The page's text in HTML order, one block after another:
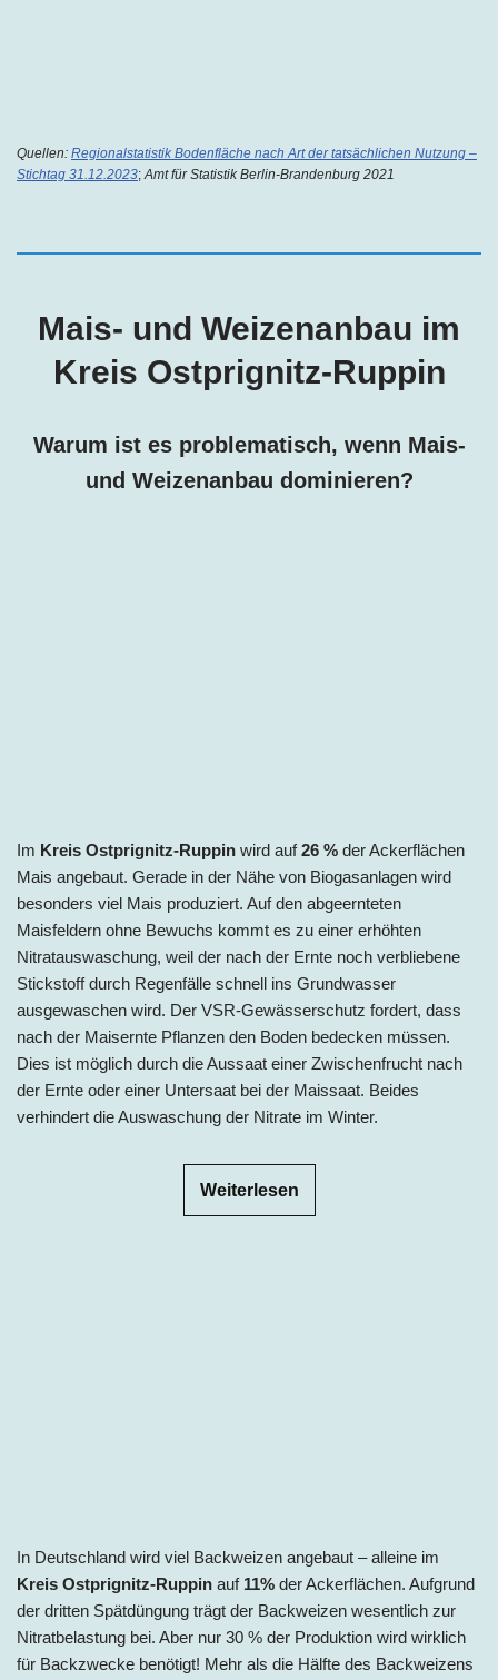
Quellen: Regionalstatistik Bodenfläche nach Art der tatsächlichen Nutzung –
Stichtag 31.12.2023; Amt für Statistik Berlin-Brandenburg 2021
Mais- und Weizenanbau im
Kreis Ostprignitz-Ruppin
Warum ist es problematisch, wenn Mais-
und Weizenanbau dominieren?
Im Kreis Ostprignitz-Ruppin wird auf26 % der Ackerflächen
Mais angebaut. Gerade in der Nähe von Biogasanlagen wird
besonders viel Mais produziert. Auf den abgeernteten
Maisfeldern ohne Bewuchs kommt es zu einer erhöhten
Nitratauswaschung, weil der nach der Ernte noch verbliebene
Stickstoff durch Regenfälle schnell ins Grundwasser
ausgewaschen wird. Der VSR-Gewässerschutz fordert, dass
nach der Maisernte Pflanzen den Boden bedecken müssen.
Dies ist möglich durch die Aussaat einer Zwischenfrucht nach
der Ernte oder einer Untersaat bei der Maissaat. Beides
verhindert die Auswaschung der Nitrate im Winter.
Weiterlesen
In Deutschland wird viel Backweizen angebaut – alleine im
Kreis Ostprignitz-Ruppin auf 11% der Ackerflächen. Aufgrund
der dritten Spätdüngung trägt der Backweizen wesentlich zur
Nitratbelastung bei. Aber nur 30 % der Produktion wird wirklich
für Backzwecke benötigt! Mehr als die Hälfte des Backweizens